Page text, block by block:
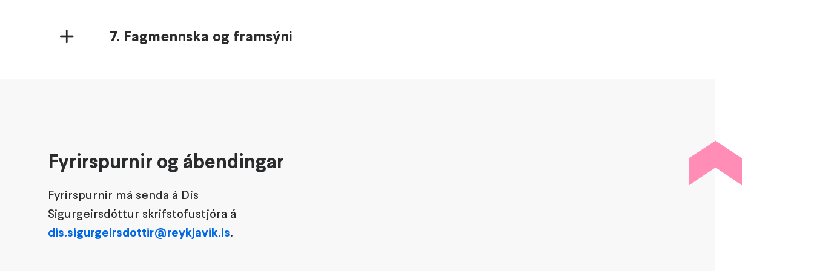
7. Fagmennska og framsýni
Fyrirspurnir og ábendingar
Fyrirspurnir má senda á Dís
Sigurgeirsdóttur skrifstofustjóra á
dis.sigurgeirsdottir@reykjavik.is.